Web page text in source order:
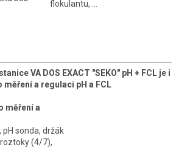
flokulantu, ...
VA DOS EXACT "SEKO" pH + FCL je i
a regulaci pH a FCL
měření a
pH sonda, držák
(4/7),